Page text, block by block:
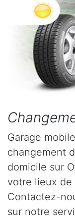
Garage
changement
domicile sur
votre lieux de
Contactez-
sur notre